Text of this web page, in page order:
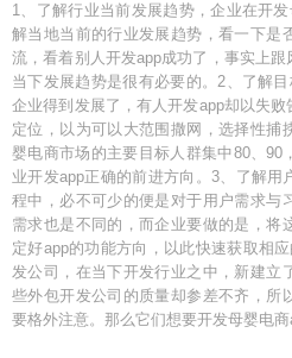
1、了解行业当前发展趋势，企业在开
解当地当前的行业发展趋势，看一下是
流，看着别人开发app成功了，事实上
当下发展趋势是很有必要的。2、了解
企业得到发展了，有人开发app却以失
定位，以为可以大范围撒网，选择性捕
婴电商市场的主要目标人群集中80、90
业开发app正确的前进方向。3、了解用
程中，必不可少的便是对于用户需求与
需求也是不同的，而企业要做的是，将
定好app的功能方向，以此快速获取相
发公司，在当下开发行业之中，新建立
些外包开发公司的质量却参差不齐，所
要格外注意。那么它们想要开发母婴电